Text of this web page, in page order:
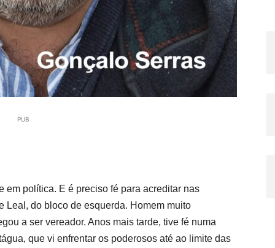
PUB
em política. E é preciso fé para acreditar nas
Leal, do bloco de esquerda. Homem muito
a ser vereador. Anos mais tarde, tive fé numa
que vi enfrentar os poderosos até ao limite das